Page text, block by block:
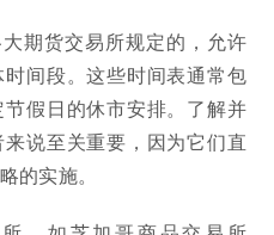
期货交易所规定的，允许
间段。这些时间表通常包
假日的休市安排。了解并
说至关重要，因为它们直
的实施。